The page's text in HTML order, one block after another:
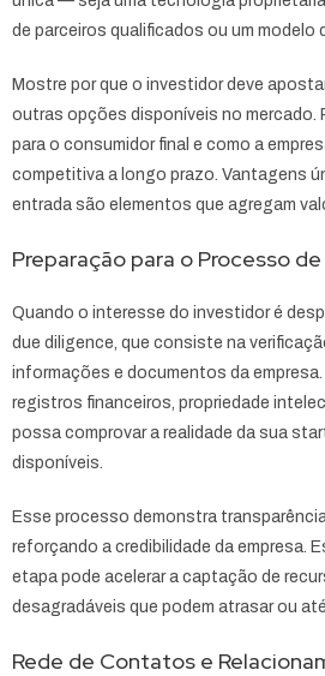
de parceiros qualificados ou um modelo
Mostre por que o investidor deve
outras opções disponíveis no
para o consumidor final e como a
competitiva a longo prazo. Vantagens
entrada são elementos que agregam
Preparação para o Processo
Quando o interesse do investidor é
due diligence, que consiste na
informações e documentos da
registros financeiros, propriedade
possa comprovar a realidade da sua
disponíveis.
Esse processo demonstra
reforçando a credibilidade da empresa.
etapa pode acelerar a captação de
desagradáveis que podem atrasar ou
Rede de Contatos e